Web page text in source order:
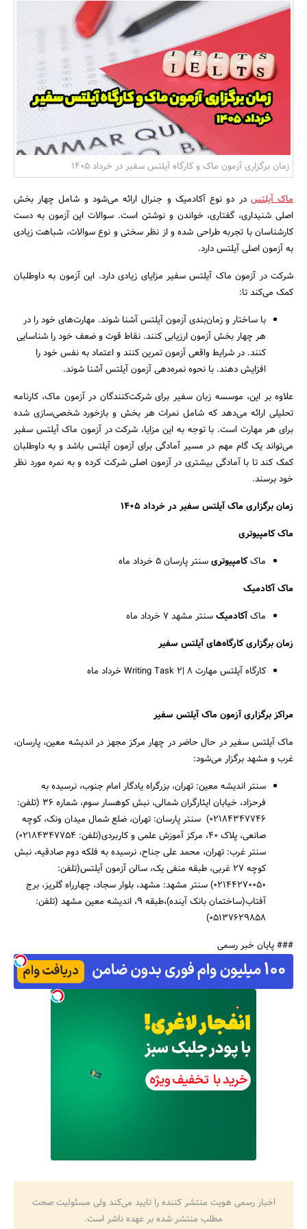
بانک، بیمه و سرمایه
مسکن و ساختمان
زمان برگزاری آزمون ماک و کارگاه آیلتس سفیر در خرداد 1405
ماک آیلتس در دو نوع آکادمیک و جنرال ارائه می‌شود و شامل چهار بخش
اصلی شنیداری، گفتاری، خواندن و نوشتن است. سوالات این آزمون به دست
کارشناسان با تجربه طراحی شده و از نظر سختی و نوع سوالات، شباهت زیادی
به آزمون اصلی آیلتس دارد.
شرکت در آزمون ماک آیلتس سفیر مزایای زیادی دارد. این آزمون به داوطلبان
کمک می‌کند تا:
با ساختار و زمان‌بندی آزمون آیلتس آشنا شوند. مهارت‌های خود را در
هر چهار بخش آزمون ارزیابی کنند. نقاط قوت و ضعف خود را شناسایی
کنند. در شرایط واقعی آزمون تمرین کنند و اعتماد به نفس خود را
افزایش دهند. با نحوه نمره‌دهی آزمون آیلتس آشنا شوند.
علاوه بر این، موسسه زبان سفیر برای شرکت‌کنندگان در آزمون ماک، کارنامه
تحلیلی ارائه می‌دهد که شامل نمرات هر بخش و بازخورد شخصی‌سازی شده
برای هر مهارت است. با توجه به این مزایا، شرکت در آزمون ماک آیلتس سفیر
می‌تواند یک گام مهم در مسیر آمادگی برای آزمون آیلتس باشد و به داوطلبان
کمک کند تا با آمادگی بیشتری در آزمون اصلی شرکت کرده و به نمره مورد نظر
خود برسند.
زمان برگزاری ماک آیلتس سفیر در خرداد 1405
ماک کامپیوتری
ماککامپیوتریسنتر پارسان 5 خرداد ‌‌ماه
ماک آکادمیک
ماکآکادمیکسنتر مشهد 7 خرداد ‌‌ماه
زمان برگزاری کارگاه‌های آیلتس سفیر
کارگاه آیلتس مهارت Writing Task 2| 8 خرداد ‌ماه
مراکز برگزاری آزمون ماک آیلتس سفیر
ماک آیلتس سفیر در حال حاضر در چهار مرکز مجهز در اندیشه معین، پارسان،
غرب و مشهد برگزار می‌شود:
سنتر اندیشه معین: تهران، بزرگراه یادگار امام جنوب، نرسیده به
فرحزاد، خیابان ایثارگران شمالی، نبش کوهسار سوم، شماره 36 (تلفن:
02184347746) سنتر پارسان: تهران، ضلع شمال میدان ونک، کوچه
صانعی، پلاک 40، مرکز آموزش علمی و کاربردی(تلفن: 02184347754)
سنتر غرب: تهران، محمد علی جناح، نرسیده به فلکه دوم صادقیه، نبش
کوچه 27 غربی، طبقه منفی یک، سالن آزمون آیلتس(تلفن:
02144270050) سنتر مشهد: مشهد، بلوار سجاد، چهارراه گلریز، برج
آفتاب(ساختمان بانک آینده)،طبقه 9، اندیشه معین مشهد (تلفن:
05137629858)
### پایان خبر رسمی
اخبار رسمی هویت منتشر کننده را تایید می‌کند ولی مسئولیت صحت
مطلب منتشر شده بر عهده ناشر است.